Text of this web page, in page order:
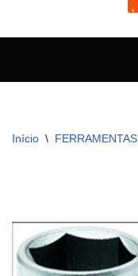
Início \ FERRAMENTAS